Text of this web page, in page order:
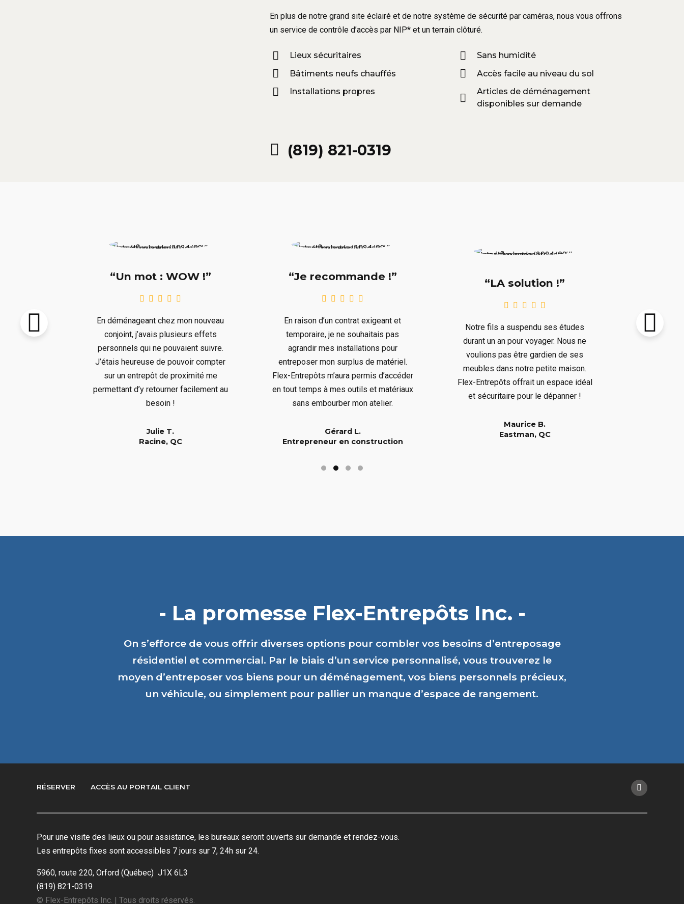
En plus de notre grand site éclairé et de notre système de sécurité par caméras, nous vous offrons
un service de contrôle d’accès par NIP* et un terrain clôturé.
Lieux sécuritaires
Bâtiments neufs chauffés
Installations propres
Sans humidité
Accès facile au niveau du sol
Articles de déménagement
disponibles sur demande
(819) 821-0319
livré avant
“Un mot : WOW !”
En déménageant chez mon nouveau
conjoint, j’avais plusieurs effets
personnels qui ne pouvaient suivre.
J’étais heureuse de pouvoir compter
sur un entrepôt de proximité me
permettant d’y retourner facilement au
besoin !
Julie T.
Racine, QC
“Je recommande !”
En raison d’un contrat exigeant et
temporaire, je ne souhaitais pas
agrandir mes installations pour
entreposer mon surplus de matériel.
Flex-Entrepôts m’aura permis d’accéder
en tout temps à mes outils et matériaux
sans embourber mon atelier.
Gérard L.
Entrepreneur en construction
“LA solution !”
Notre fils a suspendu ses études
durant un an pour voyager. Nous ne
voulions pas être gardien de ses
meubles dans notre petite maison.
Flex-Entrepôts offrait un espace idéal
et sécuritaire pour le dépanner !
Maurice B.
Eastman, QC
le prochain
- La promesse Flex-Entrepôts Inc. -
On s’efforce de vous offrir diverses options pour combler vos besoins d’entreposage
résidentiel et commercial. Par le biais d’un service personnalisé, vous trouverez le
moyen d’entreposer vos biens pour un déménagement, vos biens personnels précieux,
un véhicule, ou simplement pour pallier un manque d’espace de rangement.
RÉSERVER ACCÈS AU PORTAIL CLIENT
Pour une visite des lieux ou pour assistance, les bureaux seront ouverts sur demande et rendez-vous.
Les entrepôts fixes sont accessibles 7 jours sur 7, 24h sur 24.
5960, route 220, Orford (Québec) J1X 6L3
(819) 821-0319
© Flex-Entrepôts Inc. | Tous droits réservés.